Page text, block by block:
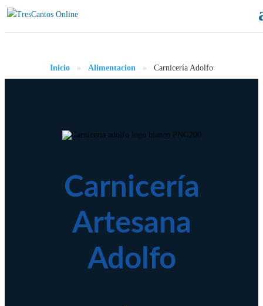
Inicio » Alimentacion » Carnicería Adolfo
Carnicería
Artesana
Adolfo